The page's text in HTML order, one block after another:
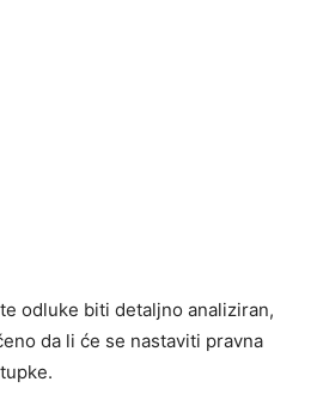
odluke biti detaljno analiziran,
da li će se nastaviti pravna